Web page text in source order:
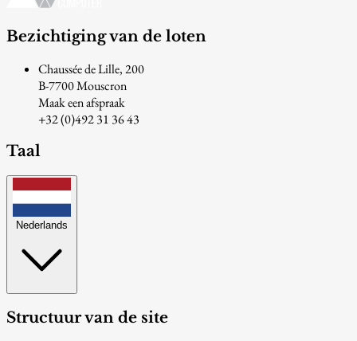
Bezichtiging van de loten
Chaussée de Lille, 200
B-7700 Mouscron
Maak een afspraak
+32 (0)492 31 36 43
Taal
Nederlands
Structuur van de site